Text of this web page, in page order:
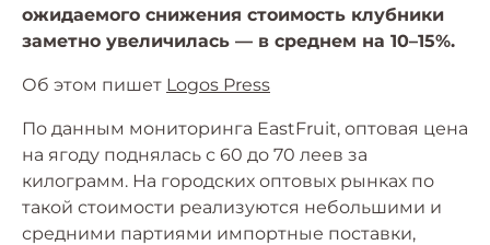
ожидаемого снижения стоимость клубники
заметно увеличилась — в среднем на 10–15%.
Об этом пишет Logos Press
По данным мониторинга EastFruit, оптовая цена
на ягоду поднялась с 60 до 70 леев за
килограмм. На городских оптовых рынках по
такой стоимости реализуются небольшими и
средними партиями импортные поставки,